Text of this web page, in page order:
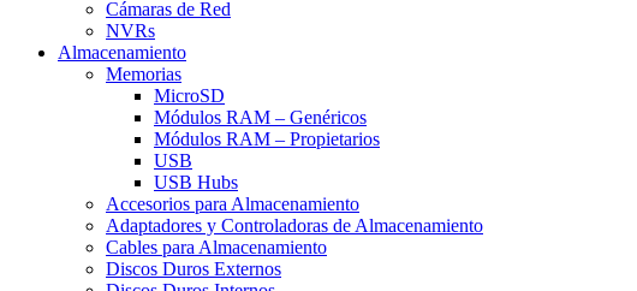
Cámaras de Red
NVRs
Almacenamiento
Memorias
MicroSD
Módulos RAM – Genéricos
Módulos RAM – Propietarios
USB
USB Hubs
Accesorios para Almacenamiento
Adaptadores y Controladoras de Almacenamiento
Cables para Almacenamiento
Discos Duros Externos